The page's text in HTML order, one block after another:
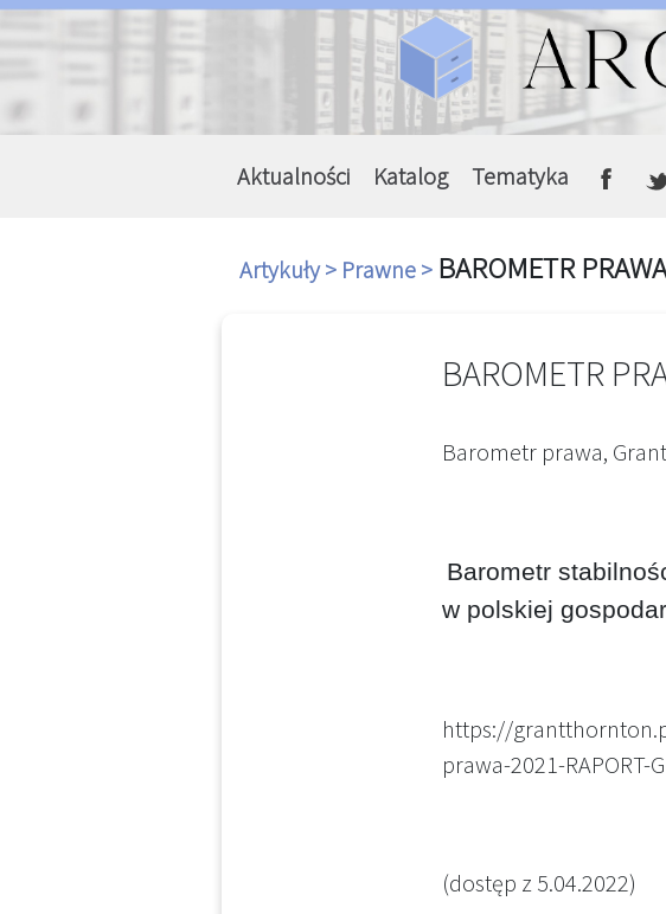
Aktualności Katalog Tematyka
Artykuły > Prawne > BAROMETR
BAROMETR
Barometr prawa,
Barometr
w polskiej
https://
prawa-2021-
(dostęp z 5.04.2022)